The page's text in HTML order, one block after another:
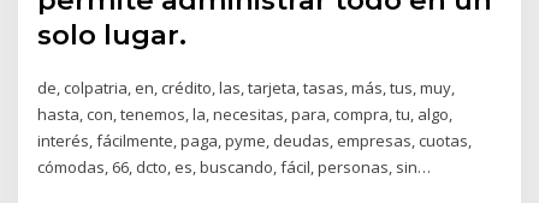
solo lugar.
de, colpatria, en, crédito, las, tarjeta, tasas, más, tus, muy,
hasta, con, tenemos, la, necesitas, para, compra, tu, algo,
interés, fácilmente, paga, pyme, deudas, empresas, cuotas,
cómodas, 66, dcto, es, buscando, fácil, personas, sin…